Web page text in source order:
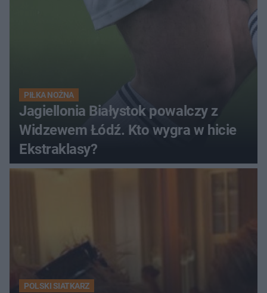
PIŁKA NOŻNA
Jagiellonia Białystok powalczy z
Widzewem Łódź. Kto wygra w hicie
Ekstraklasy?
POLSKI SIATKARZ